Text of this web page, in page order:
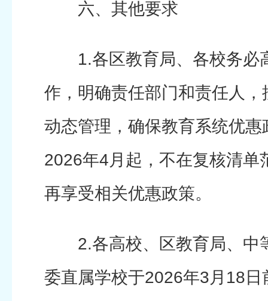
六、其他要求
1.各区教育局、各校务必
作，明确责任部门和责任人
动态管理，确保教育系统优
2026年4月起，不在复核清单
再享受相关优惠政策。
2.各高校、区教育局、中
委直属学校于2026年3月18日